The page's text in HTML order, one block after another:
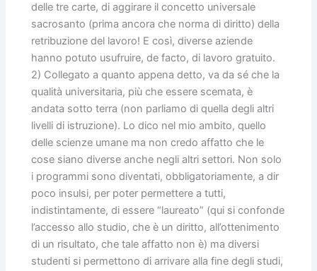
delle tre carte, di aggirare il concetto universale
sacrosanto (prima ancora che norma di diritto) della
retribuzione del lavoro! E così, diverse aziende
hanno potuto usufruire, de facto, di lavoro gratuito.
2) Collegato a quanto appena detto, va da sé che la
qualità universitaria, più che essere scemata, è
andata sotto terra (non parliamo di quella degli altri
livelli di istruzione). Lo dico nel mio ambito, quello
delle scienze umane ma non credo affatto che le
cose siano diverse anche negli altri settori. Non solo
i programmi sono diventati, obbligatoriamente, a dir
poco insulsi, per poter permettere a tutti,
indistintamente, di essere “laureato” (qui si confonde
l’accesso allo studio, che è un diritto, all’ottenimento
di un risultato, che tale affatto non è) ma diversi
studenti si permettono di arrivare alla fine degli studi,